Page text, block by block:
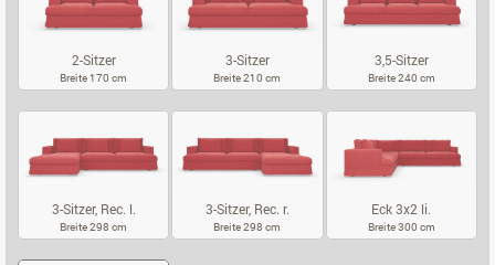
2-Sitzer
Breite 170 cm
3-Sitzer
Breite 210 cm
3,5-Sitzer
Breite 240 cm
3-Sitzer, Rec. l.
Breite 298 cm
3-Sitzer, Rec. r.
Breite 298 cm
Eck 3x2 li.
Breite 300 cm